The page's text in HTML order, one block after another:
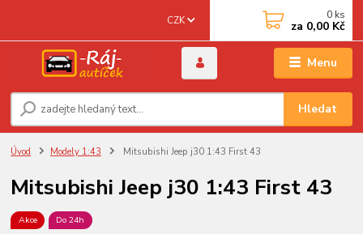
Menu
CZK
Hledat
0 ks
za 0,00 Kč
Úvod Modely 1:43 Mitsubishi Jeep j30 1:43 First 43
Mitsubishi Jeep j30 1:43 First 43
Akce Do 24h